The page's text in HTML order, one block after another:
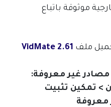
موثوقة باتباع
ملف VidMate 2.61
> تمكين تثبيت
معروفة